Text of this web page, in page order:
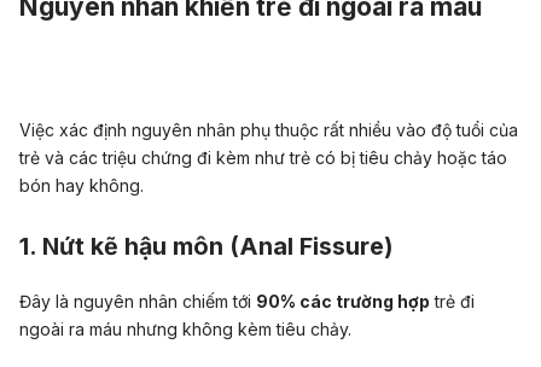
Nguyên nhân khiến trẻ đi ngoài ra máu
Việc xác định nguyên nhân phụ thuộc rất nhiều vào độ tuổi của
trẻ và các triệu chứng đi kèm như trẻ có bị tiêu chảy hoặc táo
bón hay không.
1. Nứt kẽ hậu môn (Anal Fissure)
Đây là nguyên nhân chiếm tới 90% các trường hợp trẻ đi
ngoài ra máu nhưng không kèm tiêu chảy.